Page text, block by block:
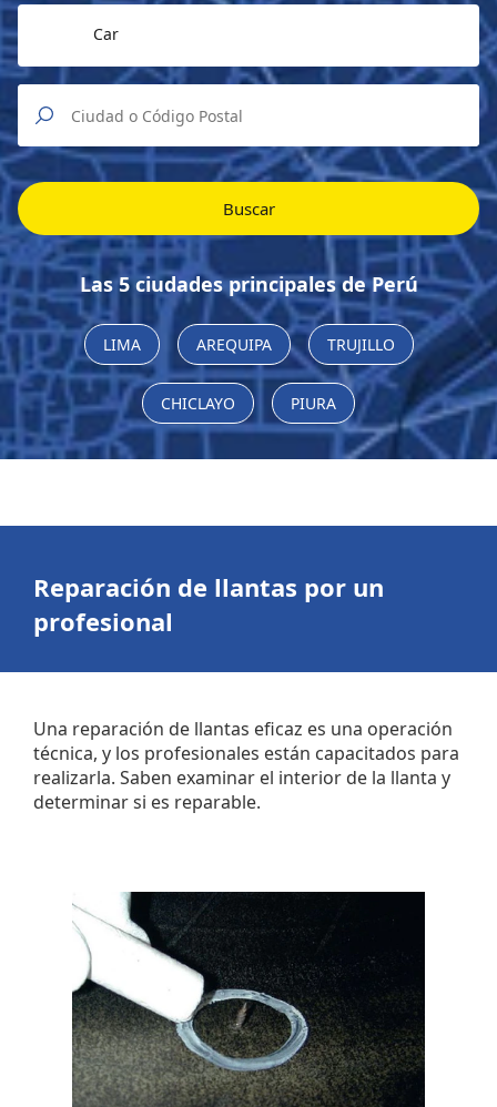
Car
Buscar
Las 5 ciudades principales de Perú
LIMA AREQUIPA TRUJILLO
CHICLAYO PIURA
Reparación de llantas por un
profesional
Una reparación de llantas eficaz es una operación
técnica, y los profesionales están capacitados para
realizarla. Saben examinar el interior de la llanta y
determinar si es reparable.